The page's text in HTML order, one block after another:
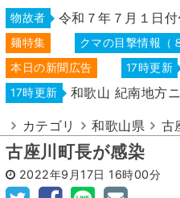
物故者 令和７年７月１日
麺特集 クマの目撃情報（
本日の新聞広告 17時更新
17時更新 和歌山 紀南地方
カテゴリ 和歌山県 古
古座川町長が感染
2022年9月17日 16時00分